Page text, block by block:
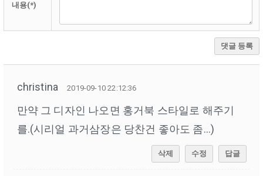
내용(*)
댓글 등록
christina 2019-09-10 22:12:36
만약 그 디자인 나오면 홍거북 스타일로 해주기
를.(시리얼 과거삼장은 당찬건 좋아도 좀...)
삭제 수정 답글